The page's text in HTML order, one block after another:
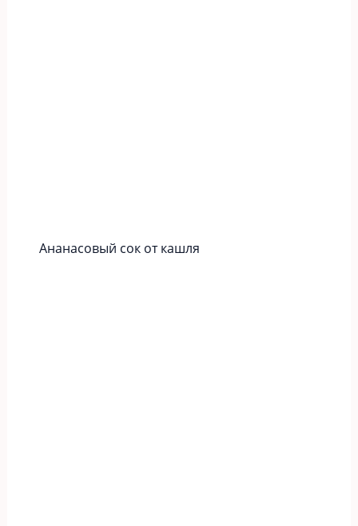
Ананасовый сок от кашля